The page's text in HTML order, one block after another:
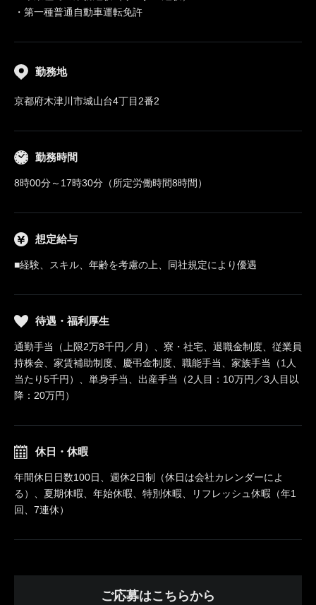
・第一種普通自動車運転免許
勤務地
京都府木津川市城山台4丁目2番2
勤務時間
8時00分～17時30分（所定労働時間8時間）
想定給与
■経験、スキル、年齢を考慮の上、同社規定により優遇
待遇・福利厚生
通勤手当（上限2万8千円／月）、寮・社宅、退職金制度、従業員
持株会、家賃補助制度、慶弔金制度、職能手当、家族手当（1人
当たり5千円）、単身手当、出産手当（2人目：10万円／3人目以
降：20万円）
休日・休暇
年間休日日数100日、週休2日制（休日は会社カレンダーによ
る）、夏期休暇、年始休暇、特別休暇、リフレッシュ休暇（年1
回、7連休）
ご応募はこちらから